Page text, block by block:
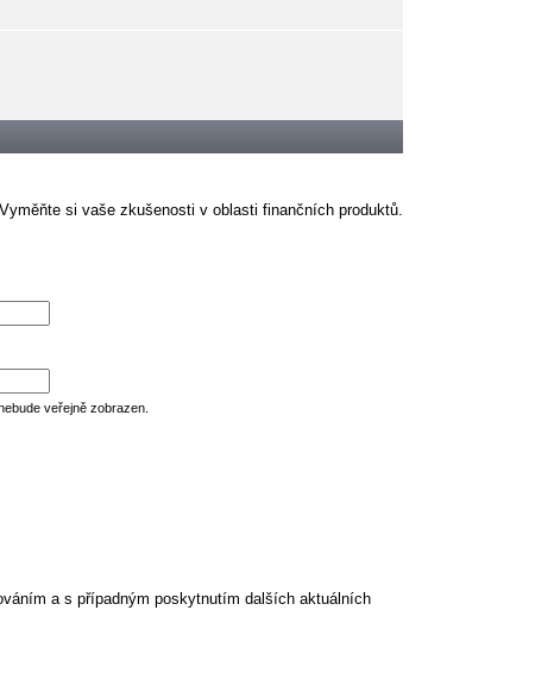
Vyměňte si vaše zkušenosti v oblasti finančních produktů.
veřejně zobrazen.
a s případným poskytnutím dalších aktuálních